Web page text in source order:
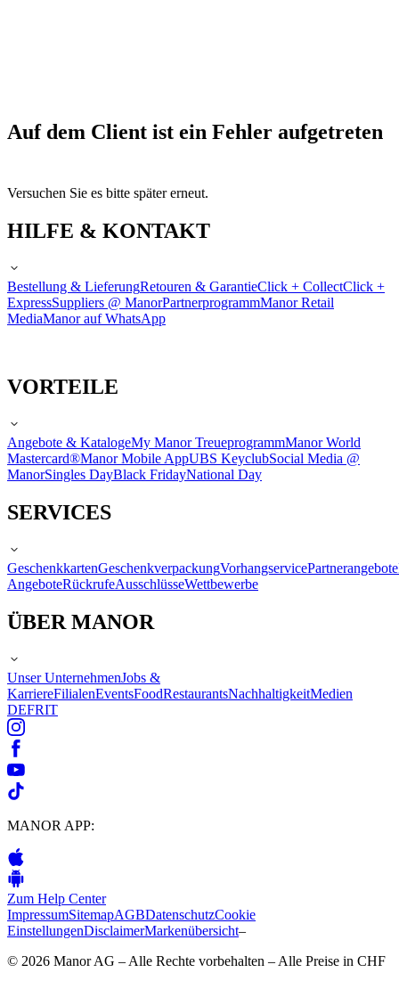
Auf dem Client ist ein Fehler aufgetreten
Versuchen Sie es bitte später erneut.
HILFE & KONTAKT
Bestellung & LieferungRetouren & GarantieClick + CollectClick +
ExpressSuppliers @ ManorPartnerprogrammManor Retail
MediaManor auf WhatsApp
VORTEILE
Angebote & KatalogeMy Manor TreueprogrammManor World
Mastercard®Manor Mobile AppUBS KeyclubSocial Media @
ManorSingles DayBlack FridayNational Day
SERVICES
GeschenkkartenGeschenkverpackungVorhangservicePartnerangebote
AngeboteRückrufeAusschlüsseWettbewerbe
ÜBER MANOR
Unser UnternehmenJobs &
KarriereFilialenEventsFoodRestaurantsNachhaltigkeitMedien
DEFRIT
MANOR APP:
Zum Help Center
ImpressumSitemapAGBDatenschutzCookie
EinstellungenDisclaimerMarkenübersicht–
© 2026 Manor AG – Alle Rechte vorbehalten – Alle Preise in CHF